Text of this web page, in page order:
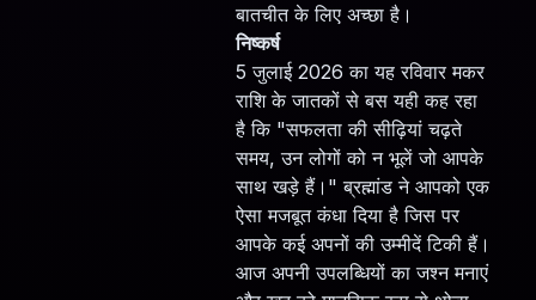
बातचीत के लिए अच्छा है।
निष्कर्ष
5 जुलाई 2026 का यह रविवार मकर
राशि के जातकों से बस यही कह रहा
है कि "सफलता की सीढ़ियां चढ़ते
समय, उन लोगों को न भूलें जो आपके
साथ खड़े हैं।" ब्रह्मांड ने आपको एक
ऐसा मजबूत कंधा दिया है जिस पर
आपके कई अपनों की उम्मीदें टिकी हैं।
आज अपनी उपलब्धियों का जश्न मनाएं